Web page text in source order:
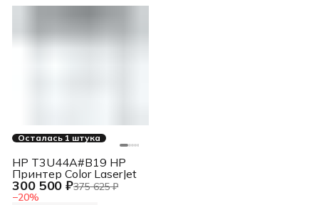
Осталась 1 штука
300 500 ₽375 625 ₽
−20%
HP T3U44A#B19 HP
Принтер Color LaserJet